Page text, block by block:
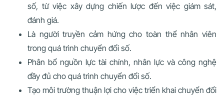
số, từ việc xây dựng chiến lược đến việc giám sát,
đánh giá.
Là người truyền cảm hứng cho toàn thể nhân viên
trong quá trình chuyển đổi số.
Phân bổ nguồn lực tài chính, nhân lực và công nghệ
đầy đủ cho quá trình chuyển đổi số.
Tạo môi trường thuận lợi cho việc triển khai chuyển đổi